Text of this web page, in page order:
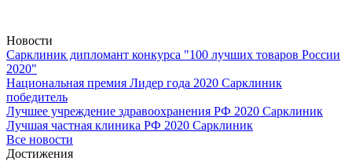
Новости
Сарклиник дипломант конкурса "100 лучших товаров России
2020"
Национальная премия Лидер года 2020 Сарклиник
победитель
Лучшее учреждение здравоохранения РФ 2020 Сарклиник
Лучшая частная клиника РФ 2020 Сарклиник
Все новости
Достижения